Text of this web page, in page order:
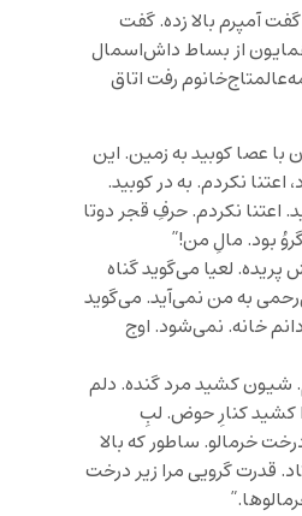
آمپرم بالا زده. گفت
از بساط داش‌اسمال
رفت اتاق
با عصا کوبید به زمین. این
اعتنا نکردم. به در کوبید.
اعتنا نکردم. حرفِ قجر دوتا
بود. مالِ من!”
لعیا می‌گوید گناه
به من نمی‌آید. می‌گوید
خانه. نمی‌شود. اوج
شیون کشید مرد گنده. دلم
کشید کنارِ حوض. لبِ
خرمالو. ساطور که بالا
قدرت گرویی مرا زیر درخت